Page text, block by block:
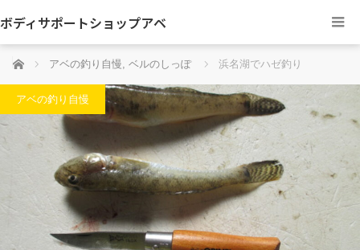
ボディサポートショップアベ
ホーム アベの釣り自慢, ベルのしっぽ 浜名湖でハゼ釣り
アベの釣り自慢